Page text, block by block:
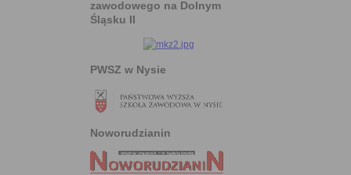
zawodowego na Dolnym
Śląsku II
PWSZ w Nysie
Noworudzianin